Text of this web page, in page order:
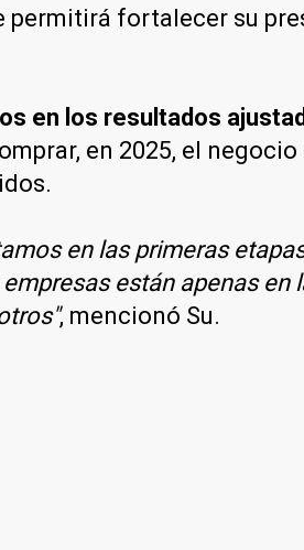
permitirá fortalecer su
en los resultados
en 2025, el
en las primeras
están apenas en
, mencionó Su.